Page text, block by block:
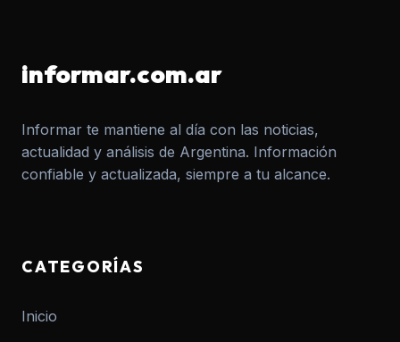
informar.com.ar
Informar te mantiene al día con las noticias,
actualidad y análisis de Argentina. Información
confiable y actualizada, siempre a tu alcance.
CATEGORÍAS
Inicio